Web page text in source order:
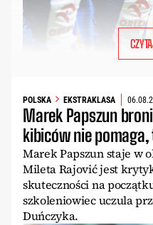
POLSKA EKSTRAKLASA
Marek Papszun
kibiców nie
Marek Papszun staje w
Mileta Rajović jest
skuteczności na
szkoleniowiec uczula
Duńczyka.